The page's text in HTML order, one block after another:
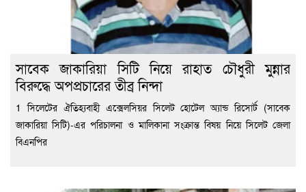
সাবেক জাকারিয়া সিটি নিয়ে রাহাত চৌধুরী মুন্নার
বিরুদ্ধে অপপ্রচারের তীব্র নিন্দা
1 সিলেটের ঐতিহ্যবাহী এক্সেলসিয়র সিলেট হোটেল অ্যান্ড রিসোর্ট (সাবেক
জাকারিয়া সিটি)-এর পরিচালনা ও মালিকানা সংক্রান্ত বিষয় নিয়ে সিলেট জেলা
বিএনপির